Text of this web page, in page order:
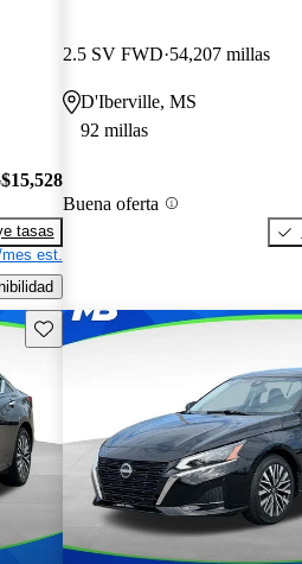
$15,528
tasas
est.
2.5 SV FWD 54,207 millas
D'Iberville, MS
92 millas
Buena oferta
Guarda este Aviso